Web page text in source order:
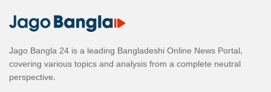
Jago Bangla 24 is a leading Bangladeshi Online News Portal,
covering various topics and analysis from a complete neutral
perspective.